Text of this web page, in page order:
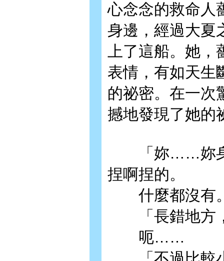
心念念的救命人
身邊，經過大夏
上了這船。她，
表情，有如天生
的祕密。在一次
撼地發現了她的
「妳……妳身
捏啊捏的。
什麼都沒有
「長錯地方
呃……